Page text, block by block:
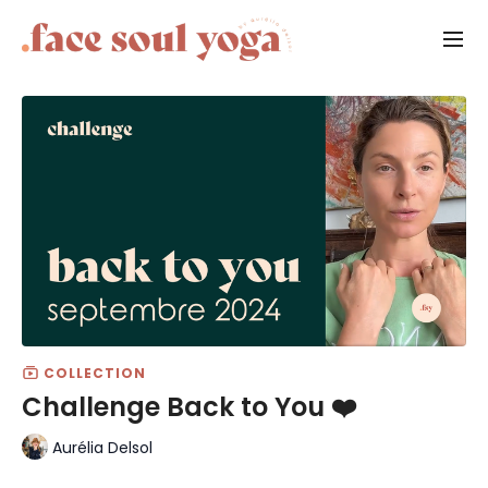
COLLECTION
Challenge Back to You ❤️
Aurélia Delsol